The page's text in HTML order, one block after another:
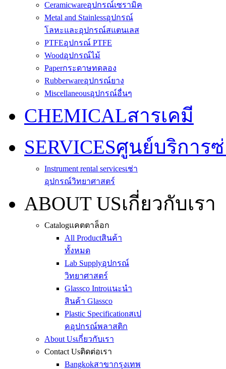
Ceramicwareอุปกรณ์เซรามิค
Metal and Stainlessอุปกรณ์
โลหะและอุปกรณ์สแตนเลส
PTFEอุปกรณ์ PTFE
Woodอุปกรณ์ไม้
Paperกระดาษทดลอง
Rubberwareอุปกรณ์ยาง
Miscellaneousอุปกรณ์อื่นๆ
CHEMICALสารเคมี
SERVICESศูนย์บริการ
Instrument rental servicesเช่า
อุปกรณ์วิทยาศาสตร์
ABOUT USเกี่ยวกับเรา
Catalogแคตตาล็อก
All Productสินค้า
ทั้งหมด
Lab Supplyอุปกรณ์
วิทยาศาสตร์
Glassco Introแนะนำ
สินค้า Glassco
Plastic Specificationสเป
คอุปกรณ์พลาสติก
About Usเกี่ยวกับเรา
Contact Usติดต่อเรา
Bangkokสาขากรุงเทพ